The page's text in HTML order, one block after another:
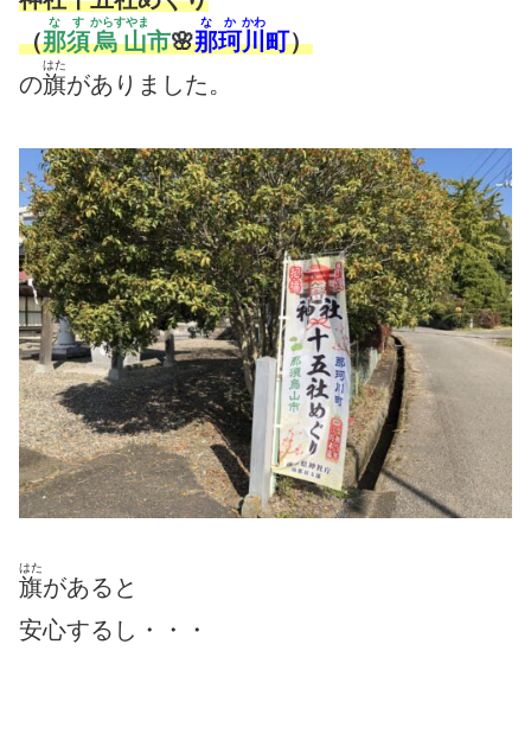
（那須
なす
烏山
からすやま
市🌸那珂
なか
川
かわ
町）
の旗
はた
がありました。
旗
はた
があると
安心するし・・・